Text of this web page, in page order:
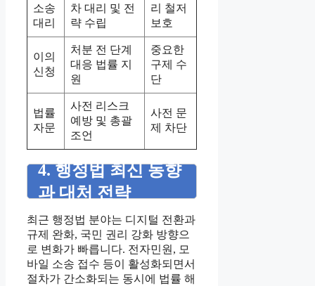
소송
대리
차 대리 및 전
략 수립
리 철저
보호
이의
신청
처분 전 단계
대응 법률 지
원
중요한
구제 수
단
법률
자문
사전 리스크
예방 및 총괄
조언
사전 문
제 차단
4. 행정법 최신 동향
과 대처 전략
최근 행정법 분야는 디지털 전환과
규제 완화, 국민 권리 강화 방향으
로 변화가 빠릅니다. 전자민원, 모
바일 소송 접수 등이 활성화되면서
절차가 간소화되는 동시에 법률 해